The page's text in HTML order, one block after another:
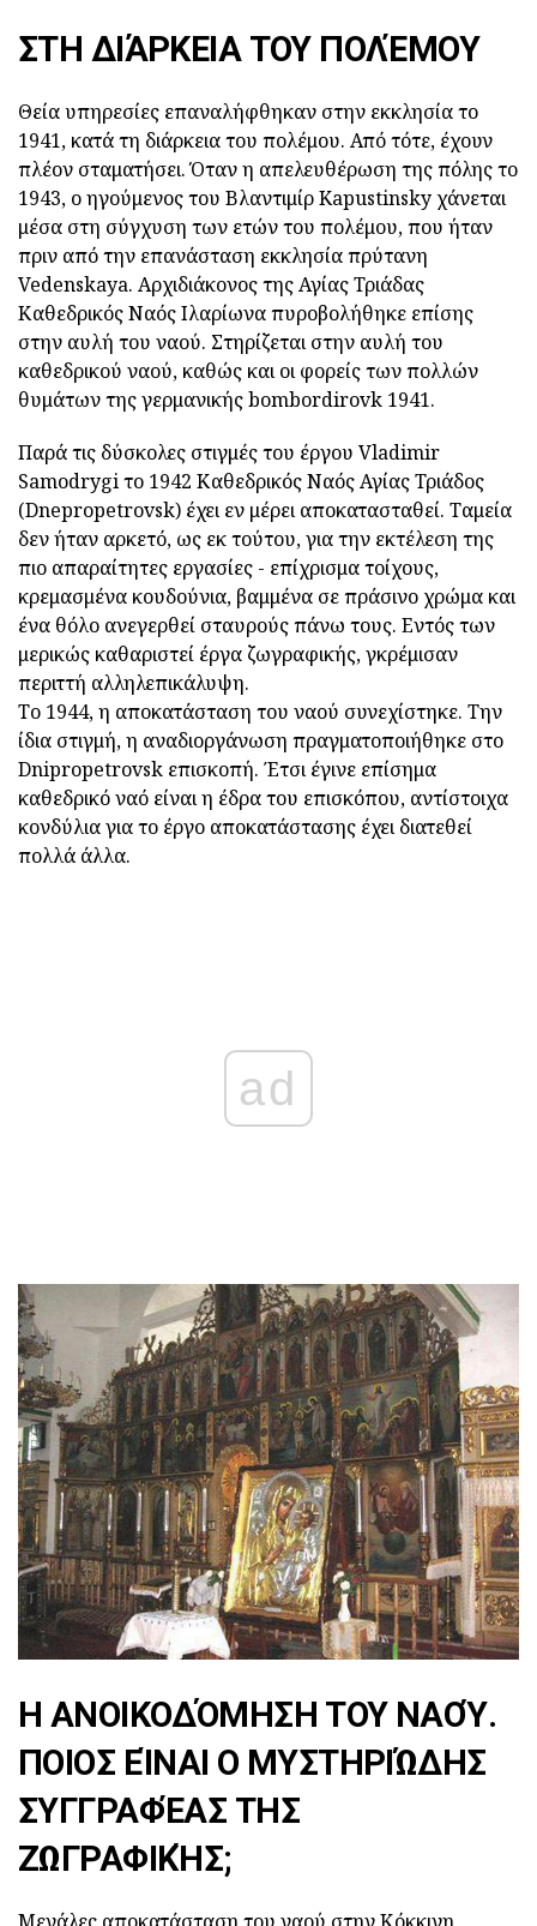
ΣΤΗ ΔΙΆΡΚΕΙΑ ΤΟΥ ΠΟΛΈΜΟΥ
Θεία υπηρεσίες επαναλήφθηκαν στην εκκλησία το
1941, κατά τη διάρκεια του πολέμου. Από τότε, έχουν
πλέον σταματήσει. Όταν η απελευθέρωση της πόλης το
1943, ο ηγούμενος του Βλαντιμίρ Kapustinsky χάνεται
μέσα στη σύγχυση των ετών του πολέμου, που ήταν
πριν από την επανάσταση εκκλησία πρύτανη
Vedenskaya. Αρχιδιάκονος της Αγίας Τριάδας
Καθεδρικός Ναός Ιλαρίωνα πυροβολήθηκε επίσης
στην αυλή του ναού. Στηρίζεται στην αυλή του
καθεδρικού ναού, καθώς και οι φορείς των πολλών
θυμάτων της γερμανικής bombordirovk 1941.
Παρά τις δύσκολες στιγμές του έργου Vladimir
Samodrygi το 1942 Καθεδρικός Ναός Αγίας Τριάδος
(Dnepropetrovsk) έχει εν μέρει αποκατασταθεί. Ταμεία
δεν ήταν αρκετό, ως εκ τούτου, για την εκτέλεση της
πιο απαραίτητες εργασίες - επίχρισμα τοίχους,
κρεμασμένα κουδούνια, βαμμένα σε πράσινο χρώμα και
ένα θόλο ανεγερθεί σταυρούς πάνω τους. Εντός των
μερικώς καθαριστεί έργα ζωγραφικής, γκρέμισαν
περιττή αλληλεπικάλυψη.
Το 1944, η αποκατάσταση του ναού συνεχίστηκε. Την
ίδια στιγμή, η αναδιοργάνωση πραγματοποιήθηκε στο
Dnipropetrovsk επισκοπή. Έτσι έγινε επίσημα
καθεδρικό ναό είναι η έδρα του επισκόπου, αντίστοιχα
κονδύλια για το έργο αποκατάστασης έχει διατεθεί
πολλά άλλα.
ad
Η ΑΝΟΙΚΟΔΌΜΗΣΗ ΤΟΥ ΝΑΟΎ.
ΠΟΙΟΣ ΕΊΝΑΙ Ο ΜΥΣΤΗΡΙΏΔΗΣ
ΣΥΓΓΡΑΦΈΑΣ ΤΗΣ
ΖΩΓΡΑΦΙΚΉΣ;